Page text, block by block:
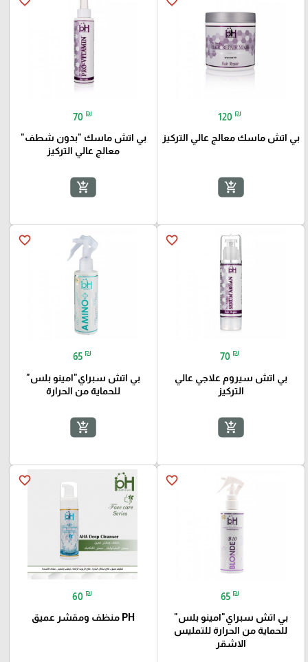
120 ₪
بي اتش ماسك معالج عالي التركيز
add_shopping_cart
70 ₪
بي اتش ماسك "بدون شطف"
معالج عالي التركيز
add_shopping_cart
favorite_border
70 ₪
بي اتش سيروم علاجي عالي
التركيز
add_shopping_cart
favorite_border
65 ₪
بي اتش سبراي"امينو بلس"
للحماية من الحرارة
add_shopping_cart
favorite_border
65 ₪
بي اتش سبراي"امينو بلس"
للحماية من الحرارة للتمليس
الاشقر
favorite_border
60 ₪
PH منظف ومقشر عميق